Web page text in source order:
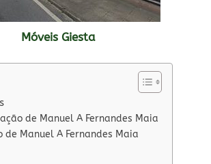
Móveis Giesta
de Manuel A Fernandes Maia
de Manuel A Fernandes Maia